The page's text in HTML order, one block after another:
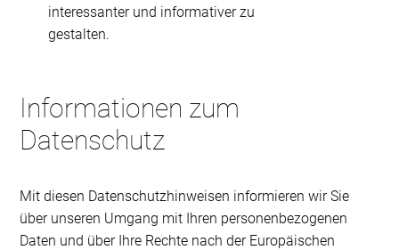
interessanter und informativer zu
gestalten.
Informationen zum
Datenschutz
Mit diesen Datenschutzhinweisen informieren wir Sie
über unseren Umgang mit Ihren personenbezogenen
Daten und über Ihre Rechte nach der Europäischen